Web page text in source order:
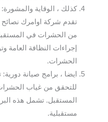
كذلك ، الوقاية
تقدم شركة اوامرك نصائح
من الحشرات في
إجراءات النظافة العامة
الحشرات.
ايضا ، برامج صيانة
للتحقق من غياب
المستقبل. تشمل هذه
مستقبلية.